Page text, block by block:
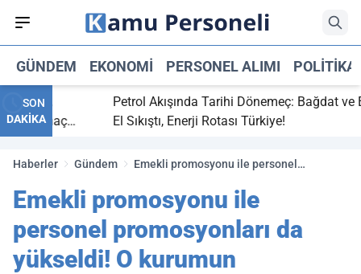
GÜNDEM EKONOMI PERSONEL ALIMI POLITIKA
SON
DAKİKA
bitti,
maç
Petrol Akışında Tarihi Dönemeç: Bağdat ve Erbil
El Sıkıştı, Enerji Rotası Türkiye!
Haberler Gündem
Emekli promosyonu ile personel
personeline 41 bin 500 lira maaş
promosyonu verilecek!
Emekli promosyonu ile
personel promosyonları da
yükseldi! O kurumun